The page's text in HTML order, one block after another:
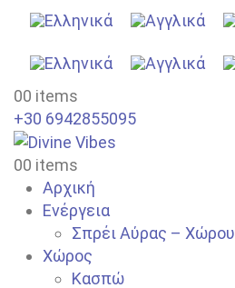
00 items
+30 6942855095
00 items
Αρχική
Ενέργεια
Σπρέι Αύρας – Χώρου
Χώρος
Κασπώ